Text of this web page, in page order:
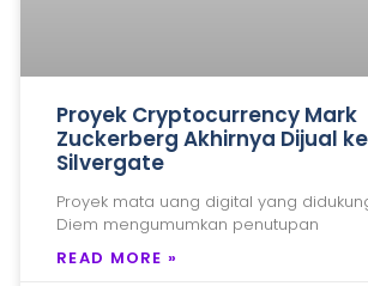
Proyek Cryptocurrency Mark
Zuckerberg Akhirnya Dijual
Silvergate
Proyek mata uang digital yang
Diem mengumumkan penutupan
READ MORE »